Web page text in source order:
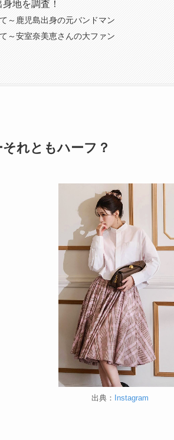
地を調査！
～鹿児島出身の元バンドマン
～安室奈美恵さんの大ファン
れともハーフ？
出典： Instagram